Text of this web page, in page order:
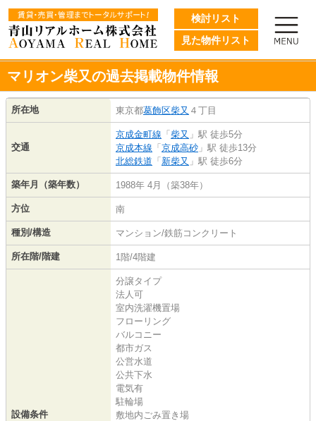
検討リスト
見た物件リスト
マリオン柴又の過去掲載物件情報
所在地 東京都葛飾区柴又 ４丁目
交通
京成金町線 「 柴又 」駅 徒歩5分
京成本線 「 京成高砂 」駅 徒歩13分
北総鉄道 「 新柴又 」駅 徒歩6分
築年月（築年数） 1988年 4月（築38年）
方位 南
種別/構造 マンション/鉄筋コンクリート
所在階/階建 1階/4階建
設備条件
分譲タイプ
法人可
室内洗濯機置場
フローリング
バルコニー
都市ガス
公営水道
公共下水
電気有
駐輪場
敷地内ごみ置き場